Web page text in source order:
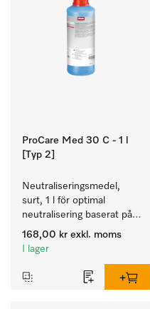
ProCare Med 30 C - 1 l
[Typ 2]
Neutraliseringsmedel,
surt, 1 l för optimal
neutralisering baserat på
organisk syra.
168,00 kr exkl. moms
I lager